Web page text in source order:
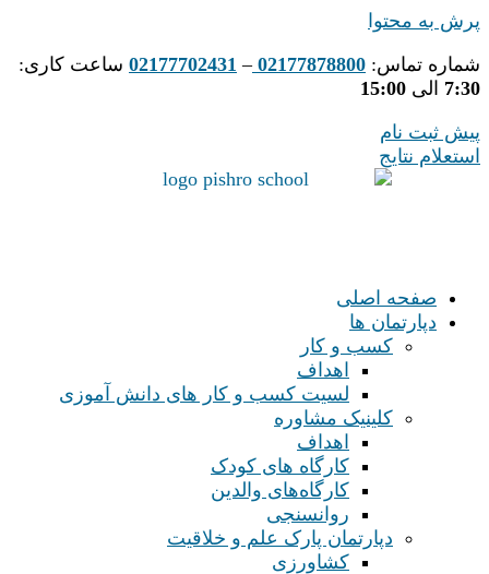
پرش به محتوا
شماره تماس: 02177878800
–
02177702431 ساعت کاری:
7:30 الی 15:00
پیش ثبت نام
استعلام نتایج
صفحه اصلی
دپارتمان ها
کسب و کار
اهداف
لسیت کسب و کار های دانش آموزی
کلینیک مشاوره
اهداف
کارگاه های کودک
کارگاه‌های والدین
روانسنجی
دپارتمان پارک علم و خلاقیت
کشاورزی